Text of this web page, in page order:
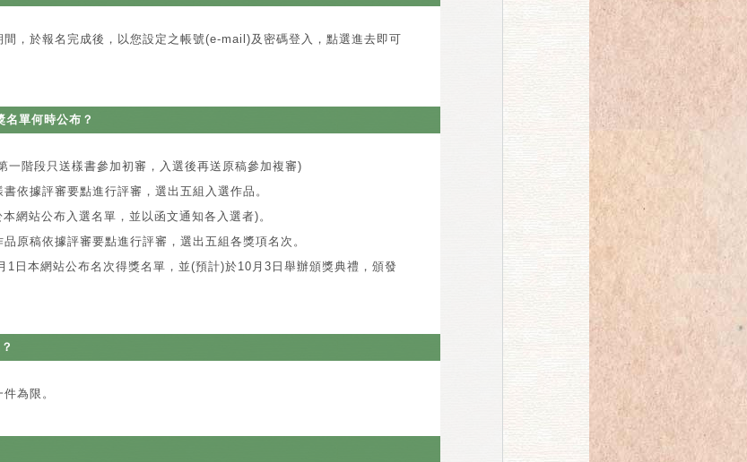
間，於報名完成後，以您設定之帳號(e-mail)及密碼登入，點選進去即可
名單何時公布？
一階段只送樣書參加初審，入選後再送原稿參加複審)
依據評審要點進行評審，選出五組入選作品。
網站公布入選名單，並以函文通知各入選者)。
原稿依據評審要點進行評審，選出五組各獎項名次。
1日本網站公布名次得獎名單，並(預計)於10月3日舉辦頒獎典禮，頒發
為限。